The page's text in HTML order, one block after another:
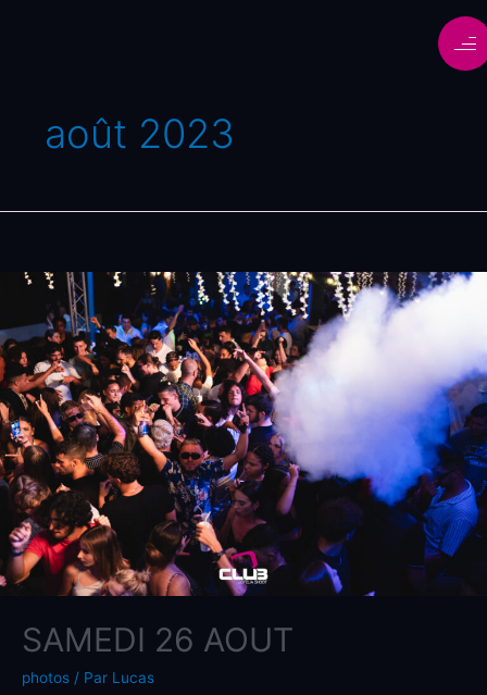
août 2023
SAMEDI 26 AOUT
photos / Par Lucas